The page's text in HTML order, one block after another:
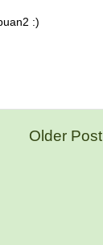
:)
Older Post